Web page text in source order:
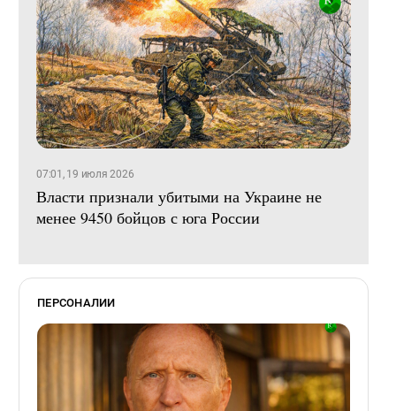
07:01, 19 июля 2026
Власти признали убитыми на Украине не
менее 9450 бойцов с юга России
ПЕРСОНАЛИИ